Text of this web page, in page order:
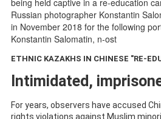
ETHNIC KAZAKHS IN CHINESE "RE-
Intimidated,
For years, observers have accused
rights violations against Muslim